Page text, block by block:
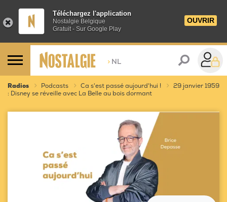
Téléchargez l'application
Nostalgie Belgique
Gratuit - Sur Google Play
OUVRIR
> NL
Radios Podcasts Ca s'est passé aujourd'hui !
29 janvier 1959
: Disney se réveille avec La Belle au bois dormant